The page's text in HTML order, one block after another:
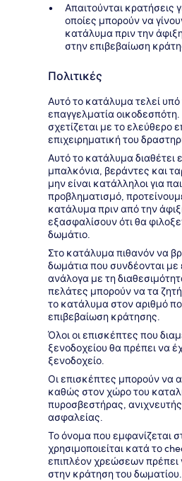
Απαιτούνται κρατήσεις
οποίες μπορούν να
κατάλυμα πριν την
στην επιβεβαίωση
Πολιτικές
Αυτό το κατάλυμα τελεί υπό
επαγγελματία
σχετίζεται με το ελεύθερο
επιχειρηματική του
Αυτό το κατάλυμα
μπαλκόνια, βεράντες και
μην είναι κατάλληλοι για
προβληματισμό,
κατάλυμα πριν από την
εξασφαλίσουν ότι θα
δωμάτιο.
Στο κατάλυμα πιθανόν να
δωμάτια που συνδέονται
ανάλογα με τη
πελάτες μπορούν να τα
το κατάλυμα στον αριθμό
επιβεβαίωση κράτησης.
Όλοι οι επισκέπτες που
ξενοδοχείου θα πρέπει να
ξενοδοχείο.
Οι επισκέπτες μπορούν να
καθώς στον χώρο του
πυροσβεστήρας,
ασφαλείας.
Το όνομα που εμφανίζεται
χρησιμοποιείται κατά το
επιπλέον χρεώσεων πρέπει
στην κράτηση του δωματίου.